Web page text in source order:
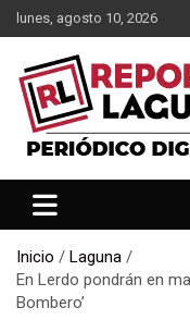
Saltar
al
contenido
lunes, agosto 10, 2026
Reporte
Inicio
Laguna
En Lerdo pondrán en
Bombero’